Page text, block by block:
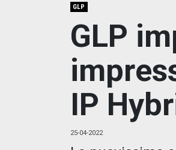
GLP
GLP
IP
25-04-2022